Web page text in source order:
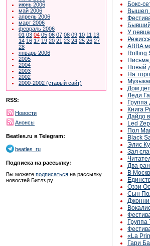
июнь 2006
май 2006
апрель 2006
март 2006
февраль 2006
01 03 04 05 06 07 08 09 10 11 13
14 16 17 19 20 21 23 24 25 26 27
28
январь 2006
2005
2004
2003
2002
2000-2002 (старый сайт)
RSS:
Новости
Анонсы
Beatles.ru в Telegram:
beatles_ru
Подписка на рассылку:
Вы можете подписаться на рассылку
новостей Битлз.ру
Бокс-
Вышел
Бывший
У
ABBA
Rolling
Новый
На
Дом
Леди
Группа
Книга
Дайдо
Led
Пол
Black
Элис
Зал
Два
В
Оззи
Сын
Группа
«La
Гари